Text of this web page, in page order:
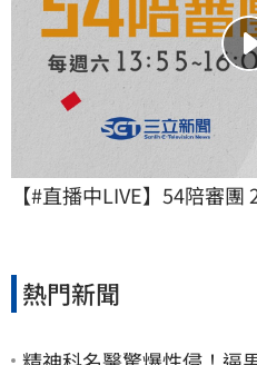
【#直播中LIVE】54陪審團
熱門新聞